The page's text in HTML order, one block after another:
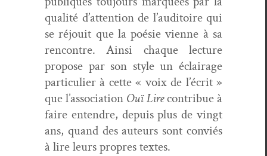
qual­ité d’attention de l’auditoire qui
se réjouit que la poésie vienne à sa
ren­con­tre. Ain­si chaque lec­ture
pro­pose par son style un éclairage
par­ti­c­uli­er à cette « voix de l’écrit »
que l’association Ouï Lirecon­tribue à
faire enten­dre, depuis plus de vingt
ans, quand des auteurs sont con­viés
à lire leurs pro­pres textes.